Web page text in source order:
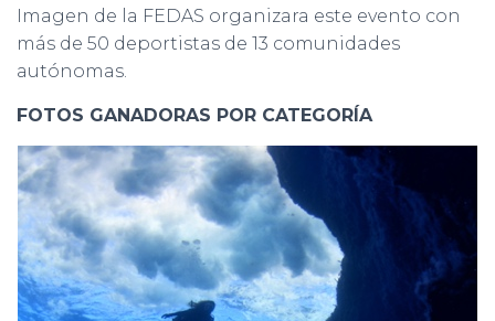
Imagen de la FEDAS organizara este evento con
más de 50 deportistas de 13 comunidades
autónomas.
FOTOS GANADORAS POR CATEGORÍA